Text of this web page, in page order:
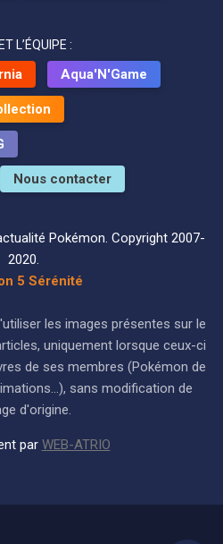
L’ÉQUIPE :
Aqua'N'Game
Nous contacter
Pokémon. Copyright 2007-
2020.
5 Sérénité
les images présentes sur le
uniquement lorsque ceux-ci
de ses membres (Pokémon de
sans modification de
d'origine.
par WEB-ATRIO